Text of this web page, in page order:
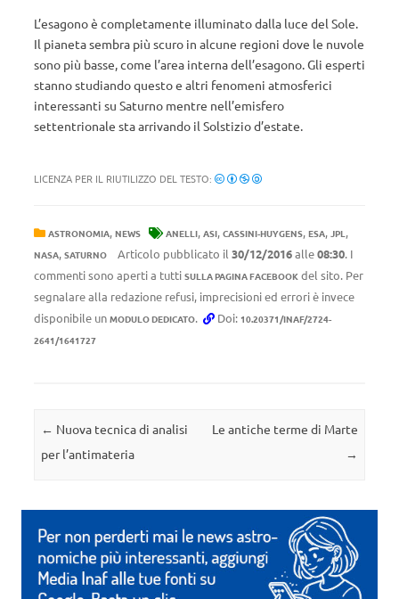
L’esagono è completamente illuminato dalla luce del Sole.
Il pianeta sembra più scuro in alcune regioni dove le nuvole
sono più basse, come l’area interna dell’esagono. Gli esperti
stanno studiando questo e altri fenomeni atmosferici
interessanti su Saturno mentre nell’emisfero
settentrionale sta arrivando il Solstizio d’estate.
LICENZA PER IL RIUTILIZZO DEL TESTO:
ASTRONOMIA, NEWS ANELLI, ASI, CASSINI-HUYGENS, ESA, JPL,
NASA, SATURNO Articolo pubblicato il 30/12/2016alle08:30. I
commenti sono aperti a tutti SULLA PAGINA FACEBOOK del sito. Per
segnalare alla redazione refusi, imprecisioni ed errori è invece
disponibile un MODULO DEDICATO. Doi: 10.20371/INAF/2724-
2641/1641727
Navigazione articolo
← Nuova tecnica di analisi
per l’antimateria
Le antiche terme di Marte
→